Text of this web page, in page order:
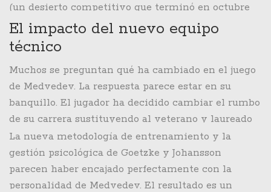
(un desierto competitivo que terminó en octubre
de 2025), Medvedev vuelve a ser el jugador temido
que dominaba las pistas.
El impacto del nuevo equipo
técnico
Muchos se preguntan qué ha cambiado en el juego
de Medvedev. La respuesta parece estar en su
banquillo. El jugador ha decidido cambiar el rumbo
de su carrera sustituyendo al veterano y laureado
Gilles Cervara por un nuevo equipo formado por
Rohan GoetzkeyThomas Johansson. Este cambio
de aire ha dado sus frutos rápidamente.
La nueva metodología de entrenamiento y la
gestión psicológica de Goetzke y Johansson
parecen haber encajado perfectamente con la
personalidad de Medvedev. El resultado es un